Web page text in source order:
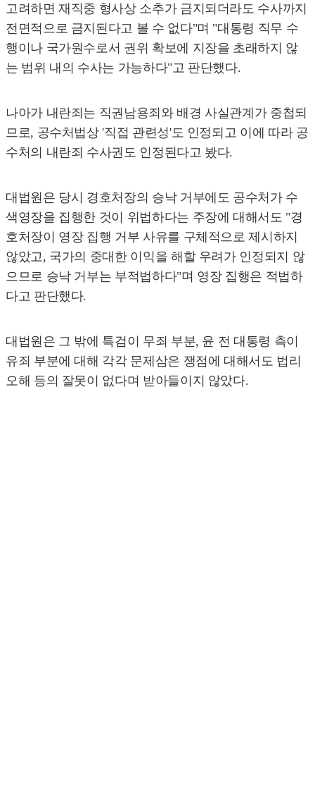
고려하면 재직중 형사상 소추가 금지되더라도 수사까지
전면적으로 금지된다고 볼 수 없다"며 "대통령 직무 수
행이나 국가원수로서 권위 확보에 지장을 초래하지 않
는 범위 내의 수사는 가능하다"고 판단했다.
나아가 내란죄는 직권남용죄와 배경 사실관계가 중첩되
므로, 공수처법상 '직접 관련성'도 인정되고 이에 따라 공
수처의 내란죄 수사권도 인정된다고 봤다.
대법원은 당시 경호처장의 승낙 거부에도 공수처가 수
색영장을 집행한 것이 위법하다는 주장에 대해서도 "경
호처장이 영장 집행 거부 사유를 구체적으로 제시하지
않았고, 국가의 중대한 이익을 해할 우려가 인정되지 않
으므로 승낙 거부는 부적법하다"며 영장 집행은 적법하
다고 판단했다.
대법원은 그 밖에 특검이 무죄 부분, 윤 전 대통령 측이
유죄 부분에 대해 각각 문제삼은 쟁점에 대해서도 법리
오해 등의 잘못이 없다며 받아들이지 않았다.